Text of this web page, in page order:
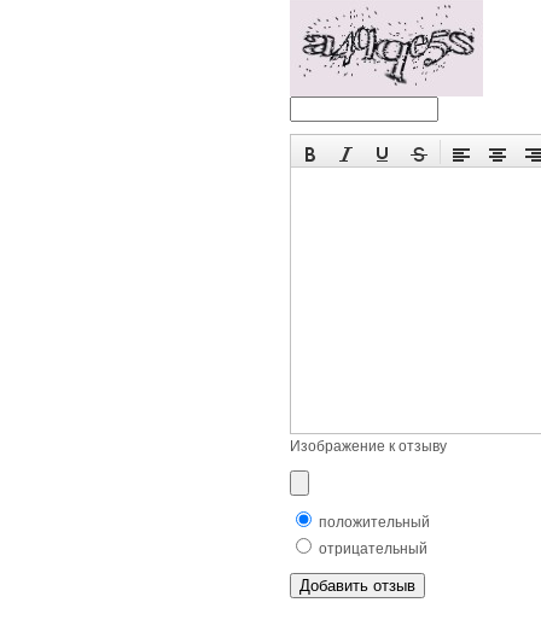
Изображение к отзыву
положительный
отрицательный